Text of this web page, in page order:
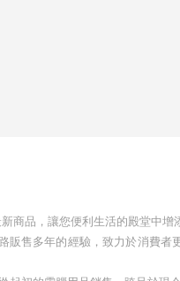
商品，讓您便利生活的殿堂中增
售多年的經驗，致力於消費者